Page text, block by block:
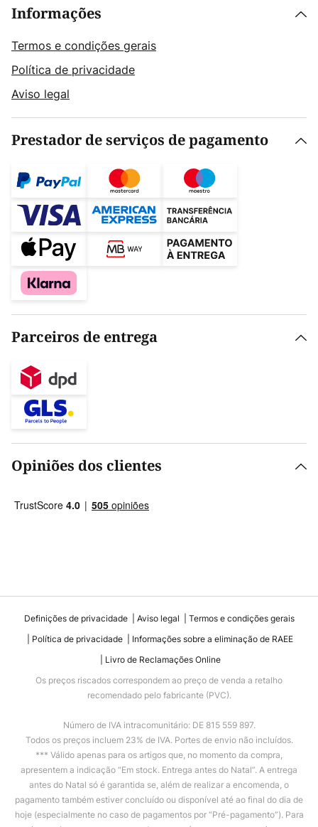
Informações
Termos e condições gerais
Política de privacidade
Aviso legal
Prestador de serviços de pagamento
Parceiros de entrega
Opiniões dos clientes
Definições de privacidade Aviso legal
Termos e condições gerais
Política de privacidade
Informações sobre a eliminação de RAEE
Livro de Reclamações Online
Os preços riscados correspondem ao preço de venda a retalho
recomendado pelo fabricante (PVC).
Número de IVA intracomunitário: DE 815 559 897.
Todos os preços incluem 23% de IVA. Portes de envio não incluídos.
*** Válido apenas para os artigos que, no momento da compra,
apresentem a indicação “Em stock. Entrega antes do Natal”. A entrega
antes do Natal só é garantida se, além de realizar a encomenda, o
pagamento também estiver concluído ou disponível até ao final do dia de
hoje (especialmente no caso de pagamentos por “Pré-pagamento”). Para